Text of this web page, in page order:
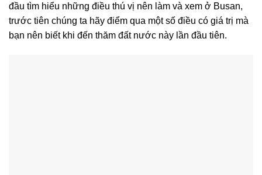
đầu tìm hiểu những điều thú vị nên làm và xem ở Busan,
trước tiên chúng ta hãy điểm qua một số điều có giá trị mà
bạn nên biết khi đến thăm đất nước này lần đầu tiên.